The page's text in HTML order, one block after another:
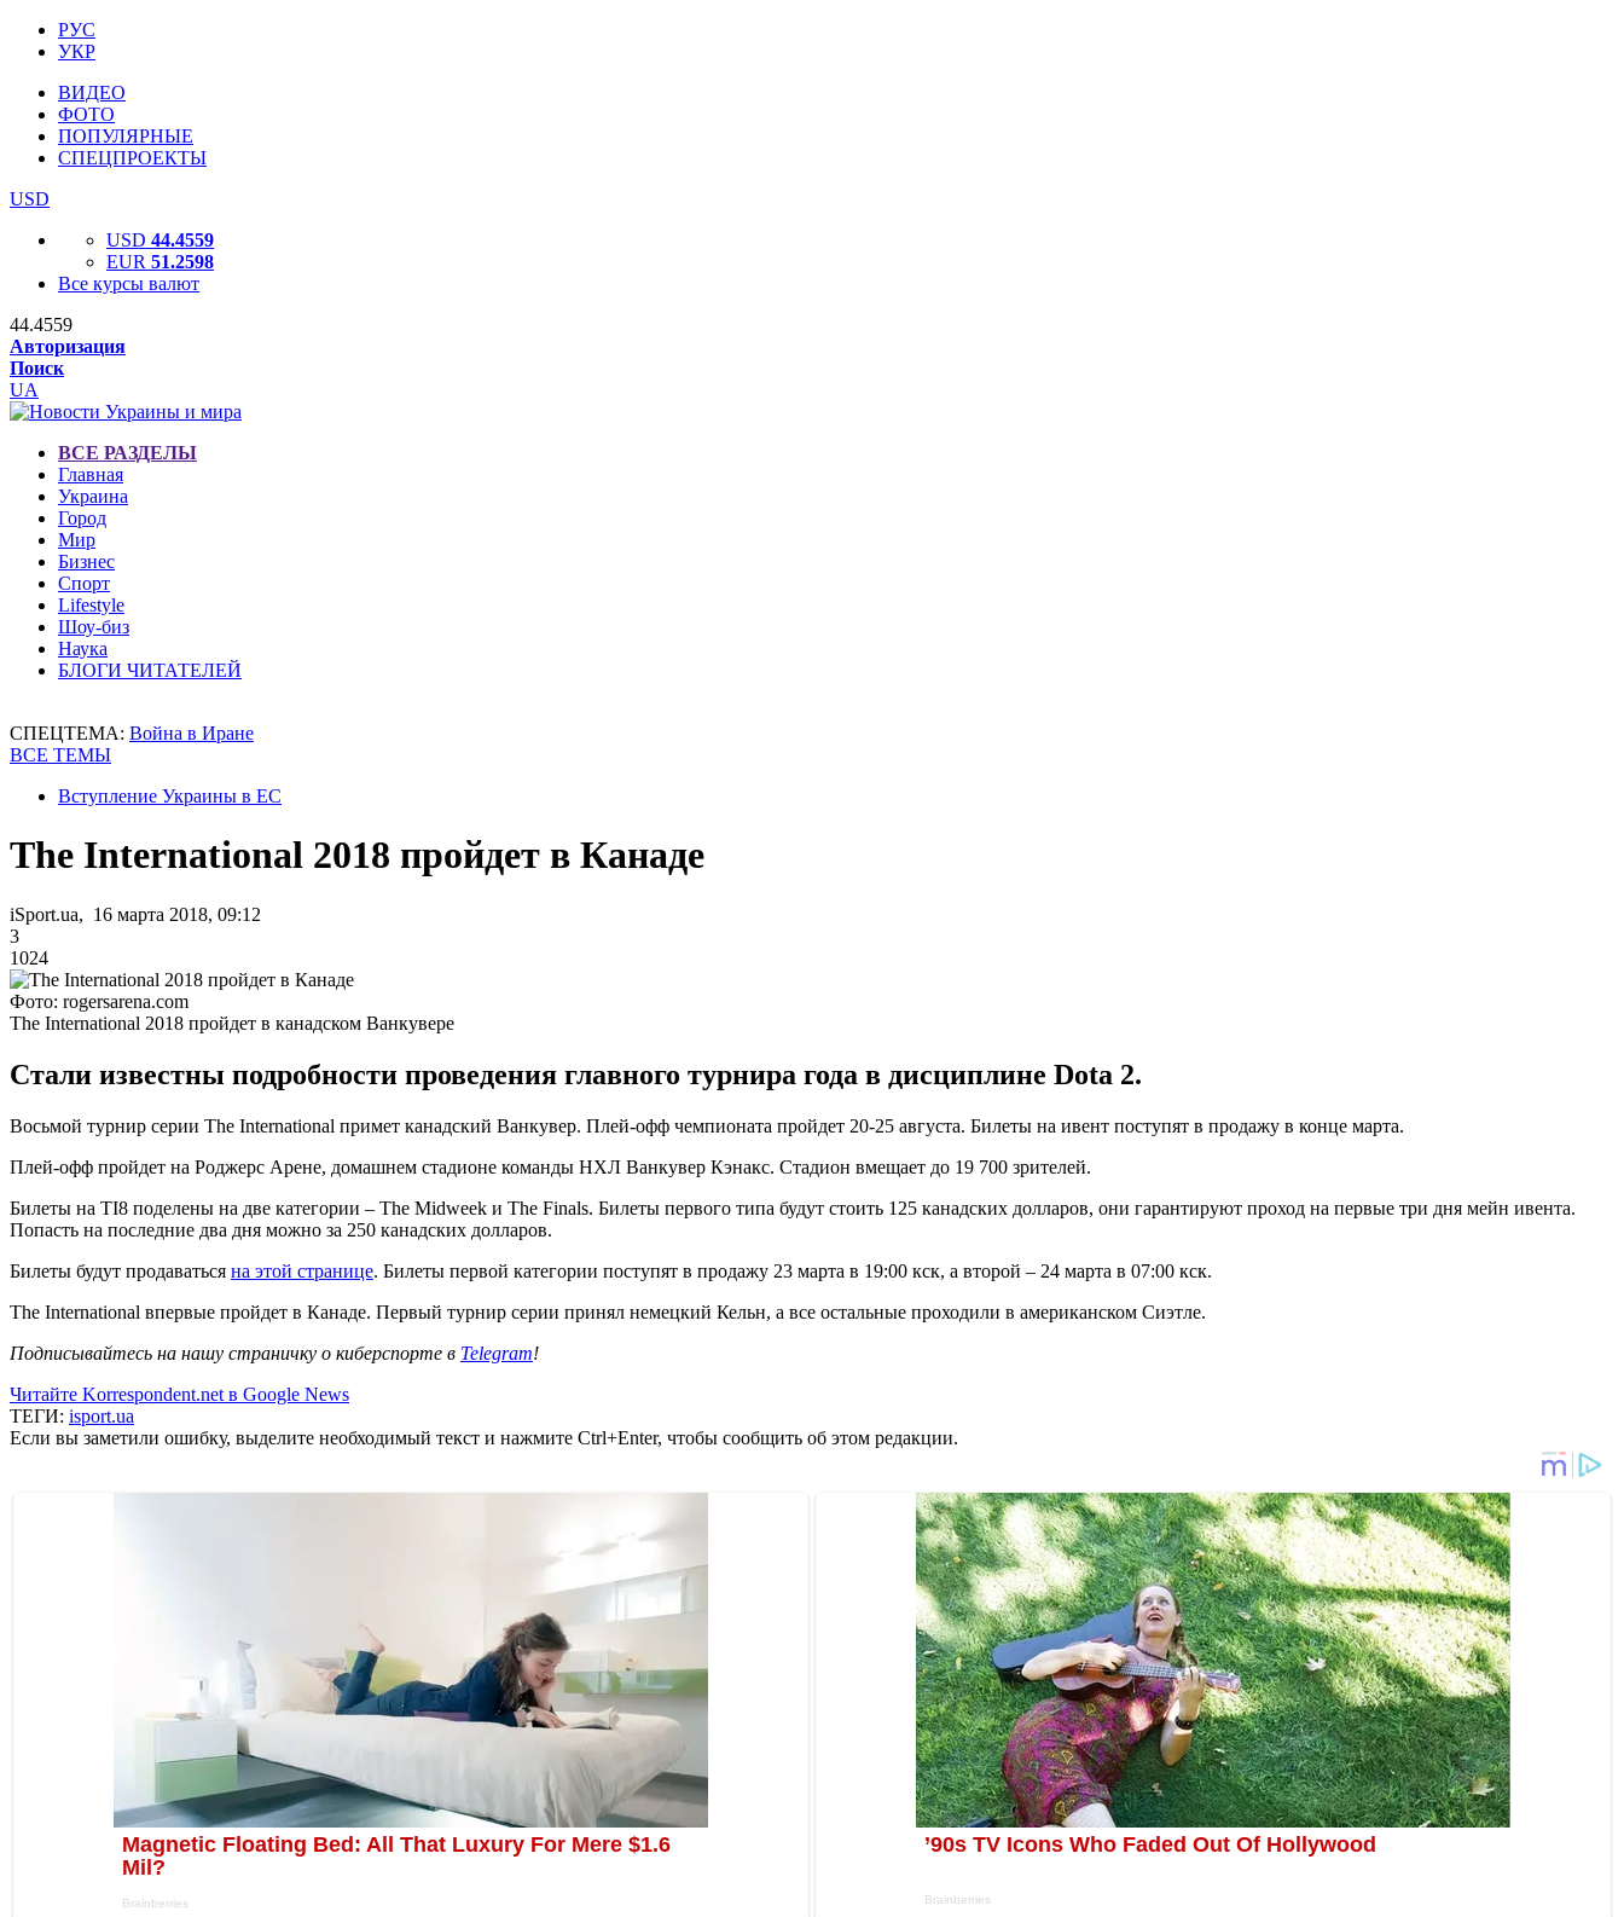
РУС
УКР
ВИДЕО
ФОТО
ПОПУЛЯРНЫЕ
СПЕЦПРОЕКТЫ
USD
USD 44.4559
EUR 51.2598
Все курсы валют
44.4559
Авторизация
Поиск
UA
ВСЕ РАЗДЕЛЫ
Главная
Украина
Город
Мир
Бизнес
Спорт
Lifestyle
Шоу-биз
Наука
БЛОГИ ЧИТАТЕЛЕЙ
СПЕЦТЕМА: Война в Иране
ВСЕ ТЕМЫ
Вступление Украины в ЕС
The International 2018 пройдет в Канаде
iSport.ua, 16 марта 2018, 09:12
3
1024
Фото: rogersarena.com
The International 2018 пройдет в канадском Ванкувере
Стали известны подробности проведения главного турнира года в дисциплине Dota 2.
Восьмой турнир серии The International примет канадский Ванкувер. Плей-офф чемпионата пройдет 20-25 августа. Билеты на ивент поступят в продажу в конце марта.
Плей-офф пройдет на Роджерс Арене, домашнем стадионе команды НХЛ Ванкувер Кэнакс. Стадион вмещает до 19 700 зрителей.
Билеты на TI8 поделены на две категории – The Midweek и The Finals. Билеты первого типа будут стоить 125 канадских долларов, они гарантируют проход на первые три дня мейн ивента.
Попасть на последние два дня можно за 250 канадских долларов.
Билеты будут продаваться на этой странице. Билеты первой категории поступят в продажу 23 марта в 19:00 кск, а второй – 24 марта в 07:00 кск.
The International впервые пройдет в Канаде. Первый турнир серии принял немецкий Кельн, а все остальные проходили в американском Сиэтле.
Подписывайтесь на нашу страничку о киберспорте в Telegram!
Читайте Korrespondent.net в Google News
ТЕГИ: isport.ua
Если вы заметили ошибку, выделите необходимый текст и нажмите Ctrl+Enter, чтобы сообщить об этом редакции.